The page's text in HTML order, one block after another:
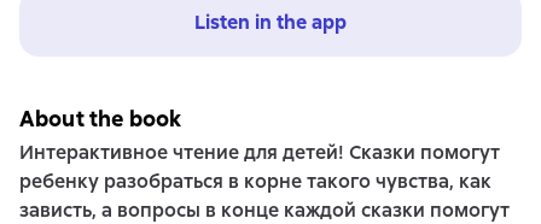
Listen in the app
About the book
Интерактивное чтение для детей! Сказки помогут
ребенку разобраться в корне такого чувства, как
зависть, а вопросы в конце каждой сказки помогут